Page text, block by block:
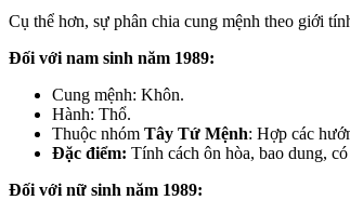
Cụ thể hơn, sự phân chia cung mệnh theo giới
Đối với nam sinh năm 1989:
Cung mệnh: Khôn.
Hành: Thổ.
Thuộc nhóm Tây Tứ Mệnh: Hợp các
Đặc điểm: Tính cách ôn hòa, bao dung,
Đối với nữ sinh năm 1989: